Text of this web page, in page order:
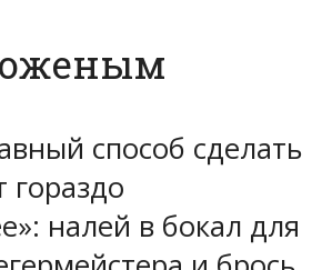
способ сделать
гораздо
налей в бокал для